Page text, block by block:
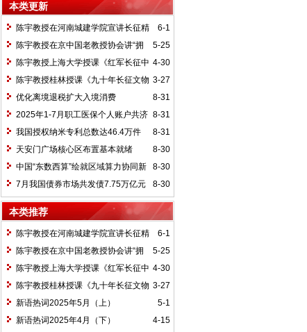
本类更新
6-1
陈宇教授在河南城建学院宣讲长征精
神及红25军长征史
5-25
陈宇教授在京中国老教授协会讲“拥
抱中华新文明”
4-30
陈宇教授上海大学授课《红军长征中
的黄埔师生》
3-27
陈宇教授桂林授课《九十年长征文物
鉴赏》
8-31
优化离境退税扩大入境消费
8-31
2025年1-7月职工医保个人账户共济
2.31亿人次 共济金额304.57亿元
8-31
我国授权纳米专利总数达46.4万件
8-30
天安门广场核心区布置基本就绪
8-30
中国“东数西算”绘就区域算力协同新
图景
8-30
7月我国债券市场共发债7.75万亿元
本类推荐
6-1
陈宇教授在河南城建学院宣讲长征精
神及红25军长征史
5-25
陈宇教授在京中国老教授协会讲“拥
抱中华新文明”
4-30
陈宇教授上海大学授课《红军长征中
的黄埔师生》
3-27
陈宇教授桂林授课《九十年长征文物
鉴赏》
5-1
新语热词2025年5月（上）
4-15
新语热词2025年4月（下）